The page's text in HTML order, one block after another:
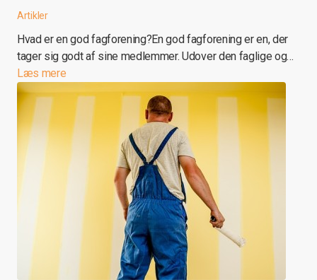
Artikler
Hvad er en god fagforening?En god fagforening er en, der
tager sig godt af sine medlemmer. Udover den faglige og…
Læs mere